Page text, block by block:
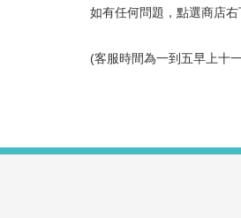
如有任何問題，點選商店
(客服時間為一到五早上十